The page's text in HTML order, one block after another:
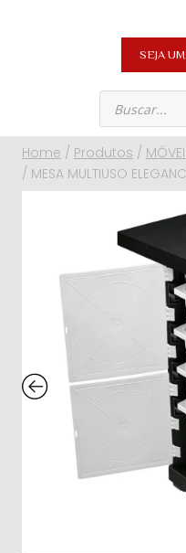
SEJA
Home / Produtos /
/ MESA MULTIUSO